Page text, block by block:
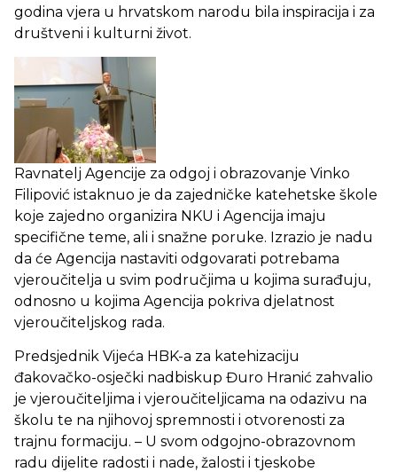
godina vjera u hrvatskom narodu bila inspiracija i za
društveni i kulturni život.
Ravnatelj Agencije za odgoj i obrazovanje Vinko
Filipović istaknuo je da zajedničke katehetske škole
koje zajedno organizira NKU i Agencija imaju
specifične teme, ali i snažne poruke. Izrazio je nadu
da će Agencija nastaviti odgovarati potrebama
vjeroučitelja u svim područjima u kojima surađuju,
odnosno u kojima Agencija pokriva djelatnost
vjeroučiteljskog rada.
Predsjednik Vijeća HBK-a za katehizaciju
đakovačko-osječki nadbiskup Đuro Hranić zahvalio
je vjeroučiteljima i vjeroučiteljicama na odazivu na
školu te na njihovoj spremnosti i otvorenosti za
trajnu formaciju. – U svom odgojno-obrazovnom
radu dijelite radosti i nade, žalosti i tjeskobe